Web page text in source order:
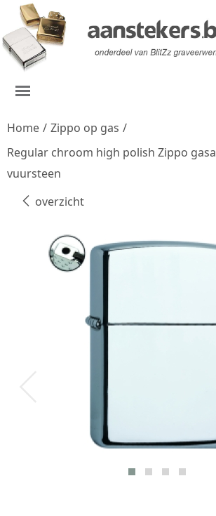
Home / Zippo op gas /
Regular chroom high polish Zippo
vuursteen
overzicht